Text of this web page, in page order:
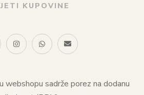
KUPOVINE
webshopu sadrže porez na dodanu